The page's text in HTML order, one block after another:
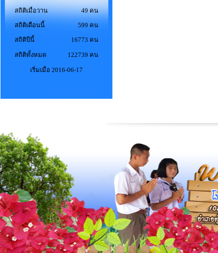
สถิติเมื่อวาน
49 คน
สถิติเดือนนี้
599 คน
สถิติปีนี้
16773 คน
สถิติทั้งหมด 122739 คน
เริ่มเมื่อ 2016-06-17